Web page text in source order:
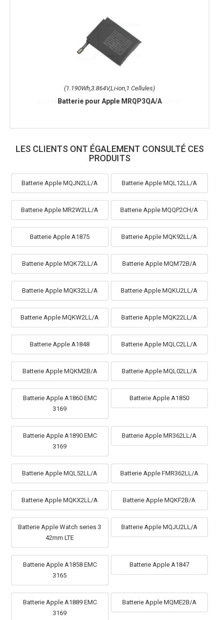
(1.190Wh,3.864V,Li-ion,1 Cellules)
Batterie pour Apple MRQP3QA/A
LES CLIENTS ONT ÉGALEMENT CONSULTÉ CES
PRODUITS
Batterie Apple MQJN2LL/A Batterie Apple MQL12LL/A
Batterie Apple MR2W2LL/A Batterie Apple MQQP2CH/A
Batterie Apple A1875 Batterie Apple MQK92LL/A
Batterie Apple MQK72LL/A Batterie Apple MQM72B/A
Batterie Apple MQK32LL/A Batterie Apple MQKU2LL/A
Batterie Apple MQKW2LL/A Batterie Apple MQK22LL/A
Batterie Apple A1848 Batterie Apple MQLC2LL/A
Batterie Apple MQKM2B/A Batterie Apple MQL02LL/A
Batterie Apple A1860 EMC
3169
Batterie Apple A1850
Batterie Apple A1890 EMC
3169
Batterie Apple MR362LL/A
Batterie Apple MQL52LL/A Batterie Apple FMR362LL/A
Batterie Apple MQKX2LL/A Batterie Apple MQKF2B/A
Batterie Apple Watch series 3
42mm LTE
Batterie Apple MQJU2LL/A
Batterie Apple A1858 EMC
3165
Batterie Apple A1847
Batterie Apple A1889 EMC
3169
Batterie Apple MQME2B/A